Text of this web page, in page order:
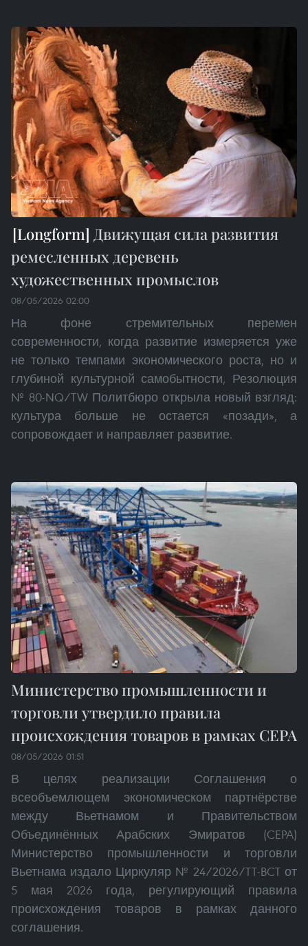
Движущая сила развития
ремесленных деревень
художественных промыслов
08/05/2026 02:00
На фоне стремительных перемен
современности, когда развитие измеряется уже
не только темпами экономического роста, но и
глубиной культурной самобытности, Резолюция
№ 80-NQ/TW Политбюро открыла новый взгляд:
культура больше не остается «позади», а
сопровождает и направляет развитие.
Министерство промышленности и
торговли утвердило правила
происхождения товаров в рамках CEPA
08/05/2026 01:51
В целях реализации Соглашения о
всеобъемлющем экономическом партнёрстве
между Вьетнамом и Правительством
Объединённых Арабских Эмиратов (CEPA)
Министерство промышленности и торговли
Вьетнама издало Циркуляр № 24/2026/TT-BCT от
5 мая 2026 года, регулирующий правила
происхождения товаров в рамках данного
соглашения.